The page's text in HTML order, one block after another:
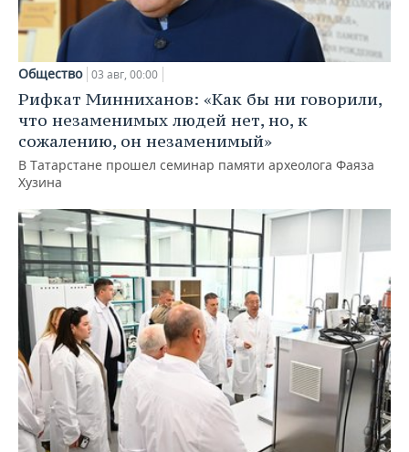
Общество 03 авг, 00:00
Рифкат Минниханов: «Как бы ни говорили,
что незаменимых людей нет, но, к
сожалению, он незаменимый»
В Татарстане прошел семинар памяти археолога Фаяза
Хузина